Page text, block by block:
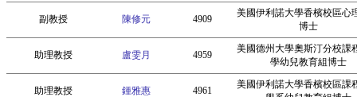
副教授 陳修元 4909
美國伊利諾大學香檳校區心
博士
助理教授 盧雯月 4959
美國德州大學奧斯汀分校課
學幼兒教育組博士
助理教授 鍾雅惠 4961
美國伊利諾大學香檳校區課